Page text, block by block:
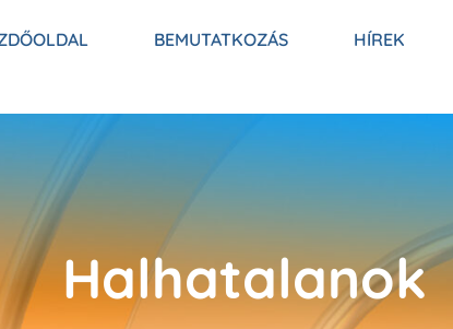
BEMUTATKOZÁS HÍREK
Halhatalanok